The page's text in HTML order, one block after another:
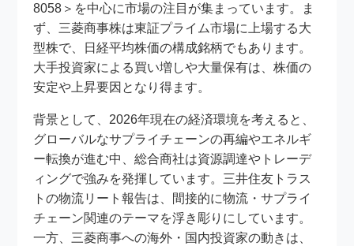
8058＞を中心に市場の注目が集まっています。ま
ず、三菱商事株は東証プライム市場に上場する大
型株で、日経平均株価の構成銘柄でもあります。
大手投資家による買い増しや大量保有は、株価の
安定や上昇要因となり得ます。
背景として、2026年現在の経済環境を考えると、
グローバルなサプライチェーンの再編やエネルギ
ー転換が進む中、総合商社は資源調達やトレーデ
ィングで強みを発揮しています。三井住友トラス
トの物流リート報告は、間接的に物流・サプライ
チェーン関連のテーマを浮き彫りにしています。
一方、三菱商事への海外・国内投資家の動きは、